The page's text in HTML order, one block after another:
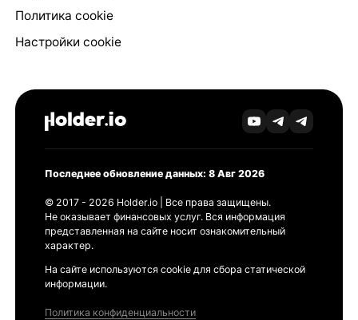
Политика cookie
Настройки cookie
Последнее обновление данных: 8 Авг 2026
© 2017 - 2026 Holder.io | Все права защищены.
Не оказывает финансовых услуг. Вся информация
представленная на сайте носит ознакомительный
характер.
На сайте используются cookie для сбора статической
информации.
Политика конфиденциальности